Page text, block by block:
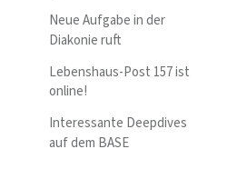
Neue Aufgabe in der
Diakonie ruft
Lebenshaus-Post 157 ist
online!
Interessante Deepdives
auf dem BASE